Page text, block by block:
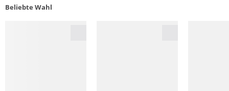
Beliebte Wahl